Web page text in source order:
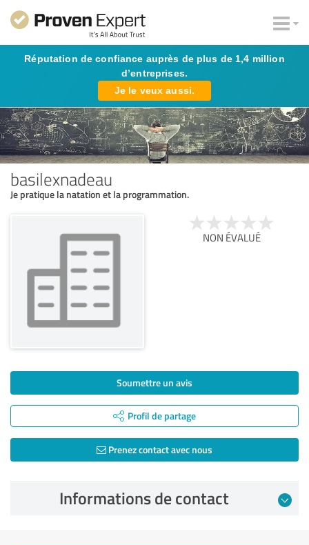
Réputation de confiance auprès de plus de 1,4 million
d’entreprises.
Je le veux aussi.
basilexnadeau
Je pratique la natation et la programmation.
NON ÉVALUÉ
Soumettre un avis
Profil de partage
Prenez contact avec nous
Informations de contact